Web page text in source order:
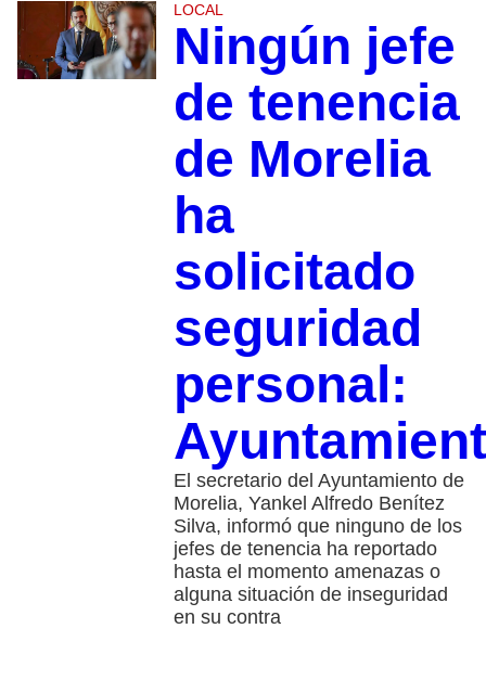
LOCAL
Ningún jefe
de tenencia
de Morelia
ha
solicitado
seguridad
personal:
El secretario del Ayuntamiento de
Morelia, Yankel Alfredo Benítez
Silva, informó que ninguno de los
jefes de tenencia ha reportado
hasta el momento amenazas o
alguna situación de inseguridad
en su contra